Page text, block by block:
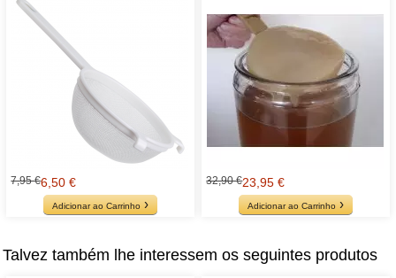
7,95 €6,50 €
Adicionar ao Carrinho
32,90 €23,95 €
Adicionar ao Carrinho
Talvez também lhe interessem os seguintes produtos